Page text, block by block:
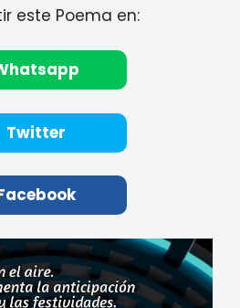
este Poema en:
Twitter